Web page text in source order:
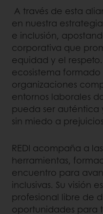
A través de esta
en nuestra
e inclusión,
corporativa que
equidad y el
ecosistema formado
organizaciones
entornos laborales
pueda ser auténtica
sin miedo a
REDI acompaña a
herramientas,
encuentro para
inclusivas. Su visión
profesional libre de
oportunidades para